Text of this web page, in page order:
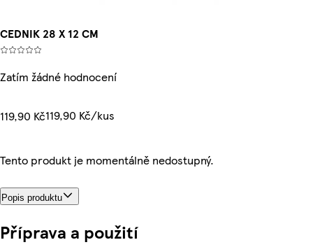
CEDNIK 28 X 12 CM
Zatím žádné hodnocení
119,90 Kč119,90 Kč/kus
Tento produkt je momentálně nedostupný.
Popis produktu
Příprava a použití